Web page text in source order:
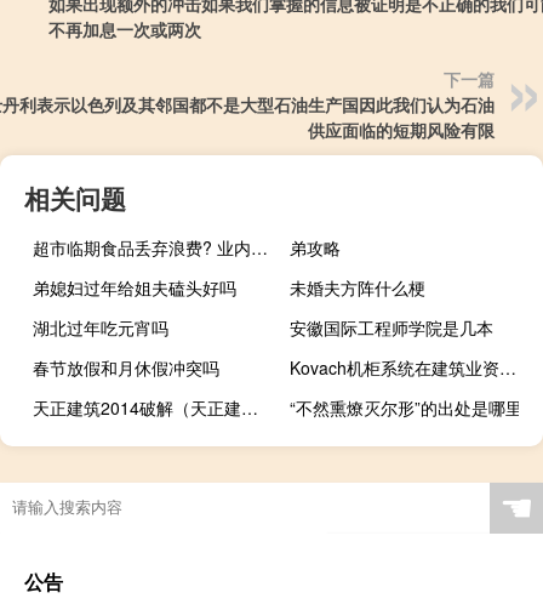
不再加息一次或两次
下一篇
利表示以色列及其邻国都不是大型石油生产国因此我们认为石油
供应面临的短期风险有限
相关问题
超市临期食品丢弃浪费? 业内人士称为保障食品安全
弟攻略
弟媳妇过年给姐夫磕头好吗
未婚夫方阵什么梗
湖北过年吃元宵吗
安徽国际工程师学院是几本
春节放假和月休假冲突吗
Kovach机柜系统在建筑业资深人士和长期商人之间建立了合作关系
天正建筑2014破解（天正建筑2015破解版）
“不然熏燎灭尔形”的出处是哪里
☚
公告